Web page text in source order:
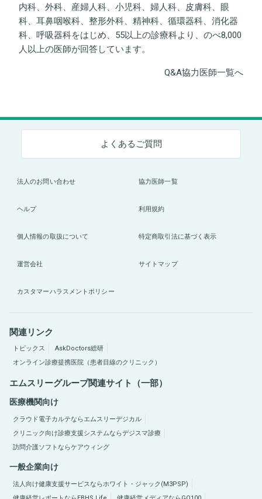
内科、外科、産婦人科、小児科、婦人科、皮膚科、眼
科、耳鼻咽喉科、整形外科、精神科、循環器科、消化器
科、呼吸器科をはじめ、55以上の診療科より、のべ8,000
人以上の医師が回答しています。
Q&A協力医師一覧へ
よくあるご質問
法人のお問い合わせ 協力医師一覧
ヘルプ 利用規約
個人情報の取扱について 特定商取引法に基づく表示
運営会社 サイトマップ
カスタマーハラスメントポリシー
関連リンク
トピックス
AskDoctors総研
オンライン診療提携医院（患者目線のクリニック）
エムスリーグループ関連サイト（一部）
医療機関向け
クラウド電子カルテならエムスリーデジカル
クリニック向け診療支援システムならデジスマ診療
訪問介護ソフトならケアウィング
一般企業向け
法人向け健康支援サービスならホワイト・ジャック(M3PSP)